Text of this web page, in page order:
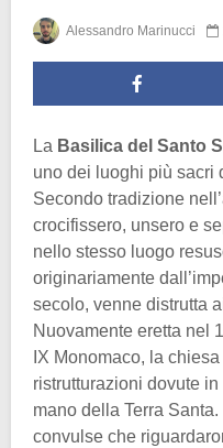
Alessandro Marinucci
La Basilica del Santo
uno dei luoghi più sacri
Secondo tradizione
crocifissero, unsero e
nello stesso luogo
originariamente
secolo, venne distrutta
Nuovamente eretta nel
IX Monomaco, la
ristrutturazioni dovute
mano della Terra
convulse che